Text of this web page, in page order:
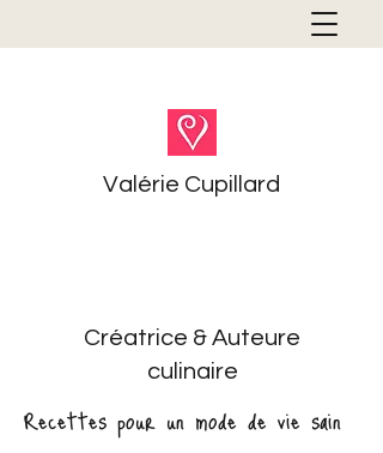
Valérie Cupillard
Créatrice & Auteure
culinaire
Recettes pour un mode de vie sain